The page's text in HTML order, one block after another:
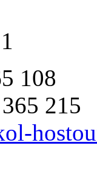
108
215